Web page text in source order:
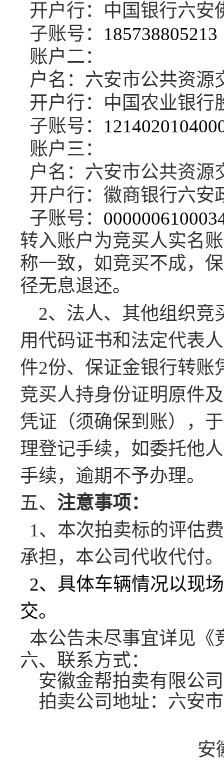
开户行：中国银行六安
子账号： 185738805213
账户二：
户名：六安市公共资源
开户行：中国农业银行
子账号：
账户三：
户名：六安市公共资源
开户行：徽商银行六安
子账号：
转入账户为竞买人实名
称一致，如竞买不成，
径无息退还。
2、法人、其他组织竞
用代码证书和法定代表
件2份、 保证金银行转账
竞买人持身份证明原件
凭证（须确保到账），
理登记手续，如委托他
手续，逾期不予办理。
五、 注意事项：
1、 本次拍卖标的评估
承担，本公司代收代付。
2、 具体车辆情况以现
交。
本公告未尽事宜详见《
六、 联系方式：
安徽金帮拍卖有限公
拍卖公司地址：六安
安